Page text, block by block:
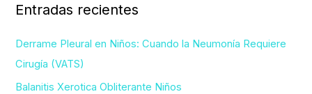
a
p
o
r
Entradas recientes
Derrame Pleural en Niños: Cuando la Neumonía Requiere
Cirugía (VATS)
Balanitis Xerotica Obliterante Niños